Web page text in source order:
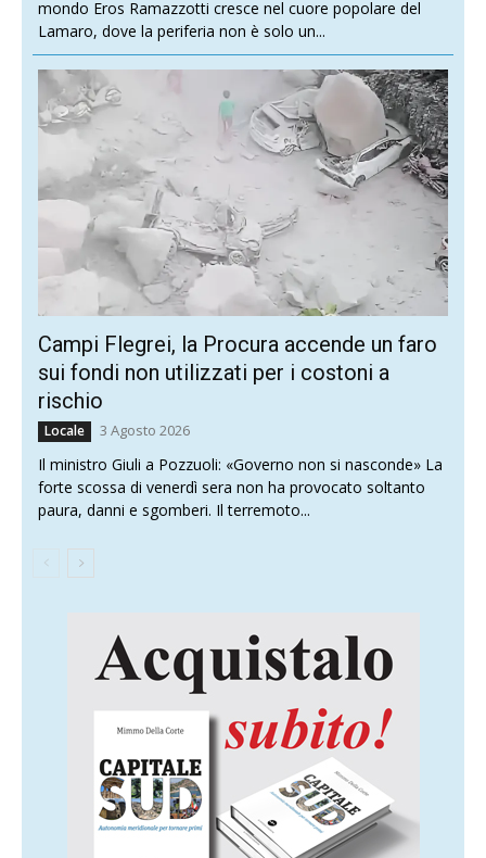
mondo Eros Ramazzotti cresce nel cuore popolare del
Lamaro, dove la periferia non è solo un...
Campi Flegrei, la Procura accende un faro
sui fondi non utilizzati per i costoni a
rischio
Locale 3 Agosto 2026
Il ministro Giuli a Pozzuoli: «Governo non si nasconde» La
forte scossa di venerdì sera non ha provocato soltanto
paura, danni e sgomberi. Il terremoto...